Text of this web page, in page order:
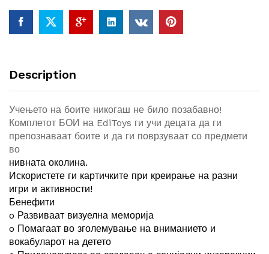
Description
Учењето на боите никогаш не било позабавно!
Комплетот БОИ на EdiToys ги учи децата да ги
препознаваат боите и да ги поврзуваат со предмети
во
нивната околина.
Искористете ги картичките при креирање на разни
игри и активности!
Бенефити
o Развиваат визуелна меморија
o Помагаат во зголемување на вниманието и
вокабуларот на детето